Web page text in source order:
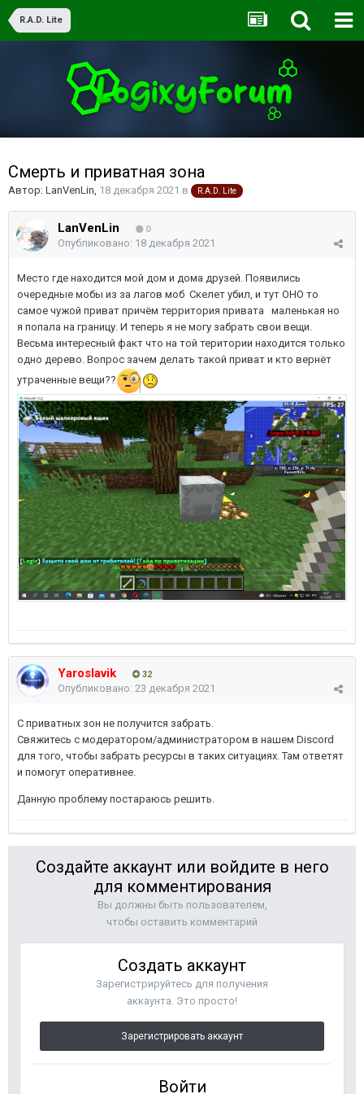
R.A.D. Lite
Смерть и приватная зона
Автор: LanVenLin, 18 декабря 2021 в R.A.D. Lite
LanVenLin 0
Опубликовано: 18 декабря 2021
Место где находится мой дом и дома друзей. Появились
очередные мобы из за лагов моб Скелет убил, и тут ОНО то
самое чужой приват причём территория привата маленькая но
я попала на границу. И теперь я не могу забрать свои вещи.
Весьма интересный факт что на той територии находится только
одно дерево. Вопрос зачем делать такой приват и кто вернёт
утраченные вещи??
Yaroslavik 32
Опубликовано: 23 декабря 2021
С приватных зон не получится забрать.
Свяжитесь с модератором/администратором в нашем Discord
для того, чтобы забрать ресурсы в таких ситуациях. Там ответят
и помогут оперативнее.
Данную проблему постараюсь решить.
Создайте аккаунт или войдите в него
для комментирования
Вы должны быть пользователем,
чтобы оставить комментарий
Создать аккаунт
Зарегистрируйтесь для получения
аккаунта. Это просто!
Зарегистрировать аккаунт
Войти